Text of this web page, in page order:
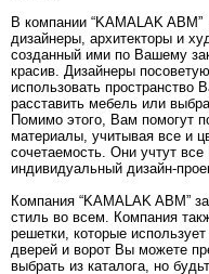
В компании “KAMALAK
дизайнеры, архитекторы и
созданный ими по Вашему
красив. Дизайнеры
использовать пространство
расставить мебель или
Помимо этого, Вам помогут
материалы, учитывая все и
сочетаемость. Они учтут
индивидуальный дизайн-
Компания “KAMALAK ABM”
стиль во всем. Компания
решетки, которые
дверей и ворот Вы можете
выбрать из каталога, но